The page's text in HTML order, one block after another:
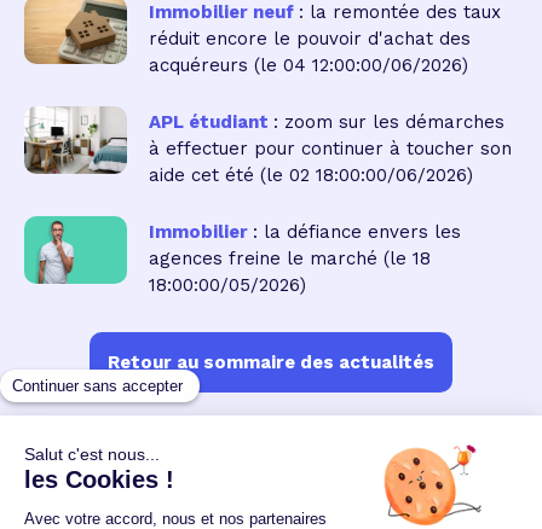
Immobilier neuf : la remontée des taux
réduit encore le pouvoir d'achat des
acquéreurs (le 04 12:00:00/06/2026)
APL étudiant : zoom sur les démarches
à effectuer pour continuer à toucher son
aide cet été (le 02 18:00:00/06/2026)
Immobilier : la défiance envers les
agences freine le marché (le 18
18:00:00/05/2026)
Retour au sommaire des actualités